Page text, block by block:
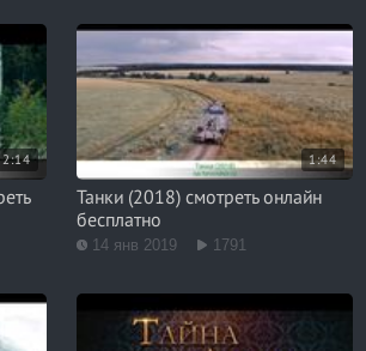
2:14 1:44
Танки (2018) смотреть онлайн
бесплатно
14 янв 2019 1791